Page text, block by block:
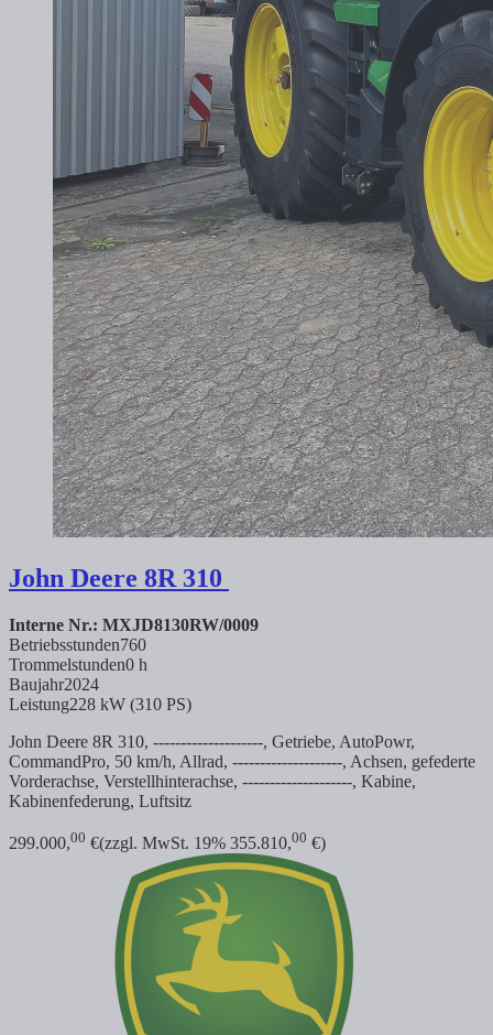
John Deere 8R 310
Interne Nr.: MXJD8130RW/0009
Betriebsstunden760
Trommelstunden0 h
Baujahr2024
Leistung228 kW (310 PS)
John Deere 8R 310, --------------------, Getriebe, AutoPowr,
CommandPro, 50 km/h, Allrad, --------------------, Achsen, gefederte
Vorderachse, Verstellhinterachse, --------------------, Kabine,
Kabinenfederung, Luftsitz
299.000,00 €(zzgl. MwSt. 19% 355.810,00 €)